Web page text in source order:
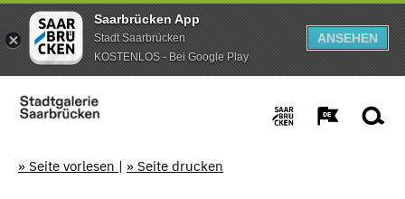
Saarbrücken App
Stadt Saarbrücken
KOSTENLOS - Bei Google Play
ANSEHEN
» Seite vorlesen | » Seite drucken